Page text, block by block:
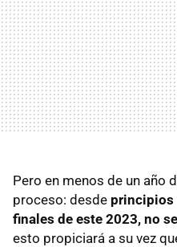
Pero en menos de un año
proceso: desde principios
finales de este 2023, no
esto propiciará a su vez